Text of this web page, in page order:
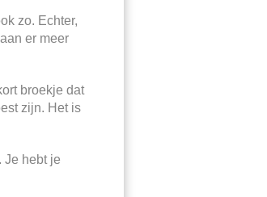
zo. Echter,
er meer
broekje dat
zijn. Het is
Je hebt je